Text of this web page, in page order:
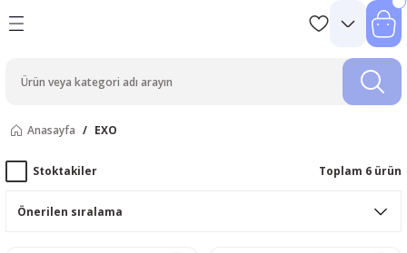
Anasayfa EXO
Stoktakiler Toplam 6 ürün